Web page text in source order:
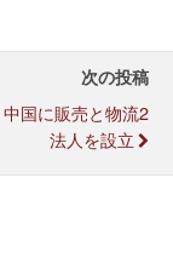
次の投稿
国に販売と物流2
法人を設立